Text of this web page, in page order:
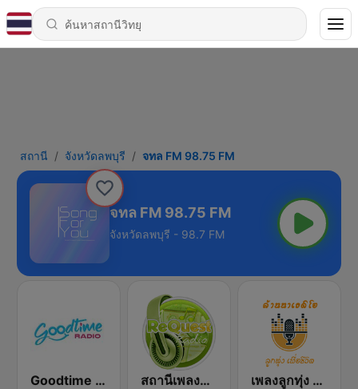
สถานี จังหวัดลพบุรี จทล FM 98.75 FM
จทล FM 98.75 FM
จังหวัดลพบุรี - 98.7 FM
Goodtime Radio สถานีเพลงแดนซ์ Request Radio Dance Mix เพลงลูกทุ่ง ล้านนาเรดิโอ